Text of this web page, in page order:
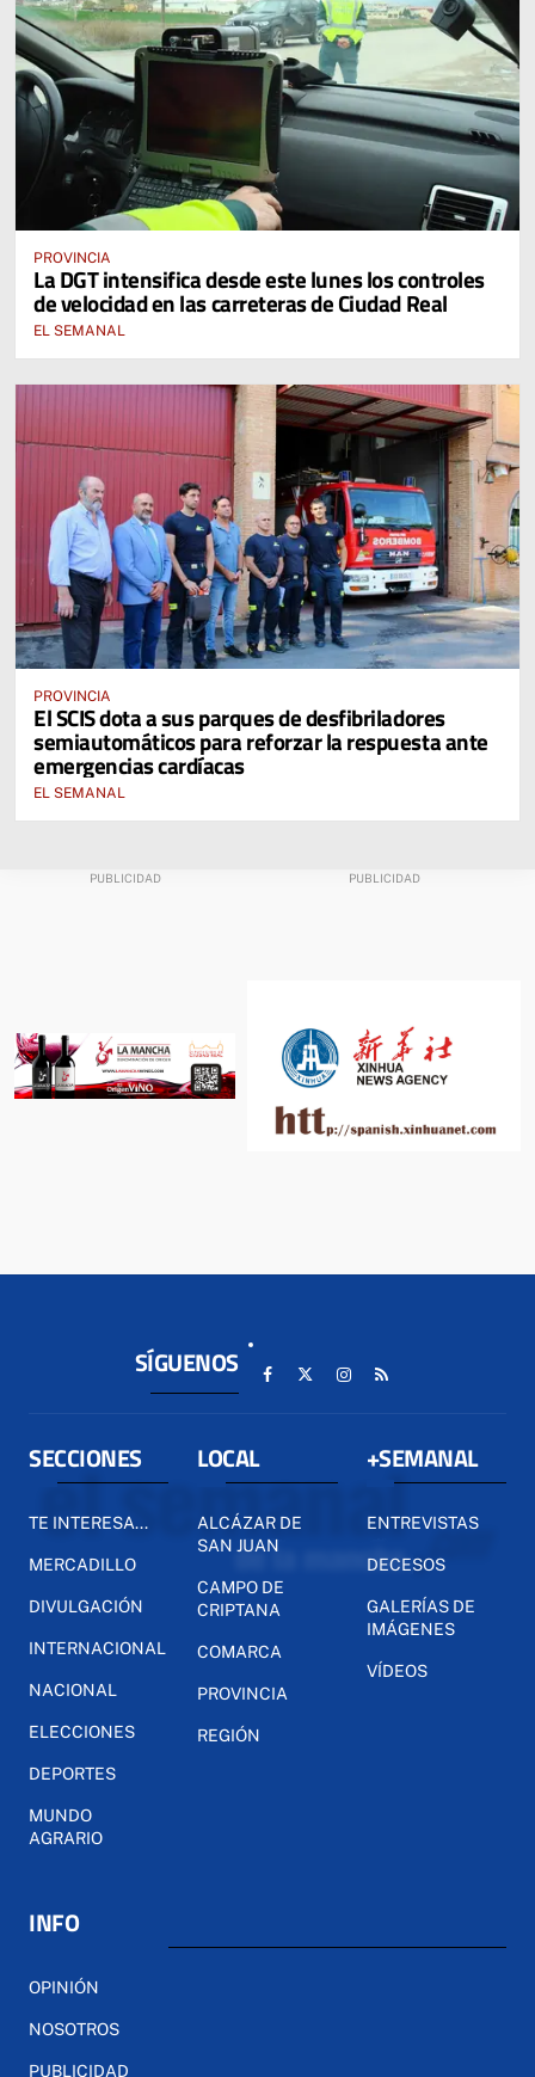
PROVINCIA
La DGT intensifica desde este lunes los controles
de velocidad en las carreteras de Ciudad Real
EL SEMANAL
PROVINCIA
El SCIS dota a sus parques de desfibriladores
semiautomáticos para reforzar la respuesta ante
emergencias cardíacas
EL SEMANAL
SÍGUENOS
SECCIONES
TE INTERESA...
MERCADILLO
DIVULGACIÓN
INTERNACIONAL
NACIONAL
ELECCIONES
DEPORTES
MUNDO
AGRARIO
LOCAL
ALCÁZAR DE
SAN JUAN
CAMPO DE
CRIPTANA
COMARCA
PROVINCIA
REGIÓN
+SEMANAL
ENTREVISTAS
DECESOS
GALERÍAS DE
IMÁGENES
VÍDEOS
INFO
OPINIÓN
NOSOTROS
PUBLICIDAD